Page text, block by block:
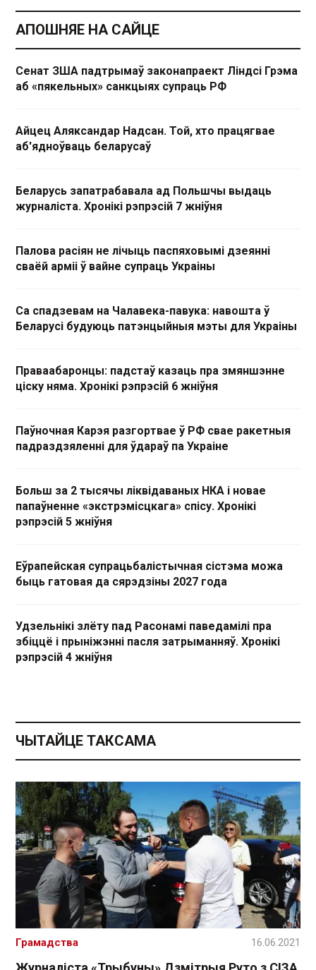
АПОШНЯЕ НА САЙЦЕ
Сенат ЗША падтрымаў законапраект Ліндсі Грэма
аб «пякельных» санкцыях супраць РФ
Айцец Аляксандар Надсан. Той, хто працягвае
аб'ядноўваць беларусаў
Беларусь запатрабавала ад Польшчы выдаць
журналіста. Хронікі рэпрэсій 7 жніўня
Палова расіян не лічыць паспяховымі дзеянні
сваёй арміі ў вайне супраць Украіны
Са спадзевам на Чалавека-павука: навошта ў
Беларусі будуюць патэнцыйныя мэты для Украіны
Праваабаронцы: падстаў казаць пра змяншэнне
ціску няма. Хронікі рэпрэсій 6 жніўня
Паўночная Карэя разгортвае ў РФ свае ракетныя
падраздзяленні для ўдараў па Украіне
Больш за 2 тысячы ліквідаваных НКА і новае
папаўненне «экстрэмісцкага» спісу. Хронікі
рэпрэсій 5 жніўня
Еўрапейская супрацьбалістычная сістэма можа
быць гатовая да сярэдзіны 2027 года
Удзельнікі злёту пад Расонамі паведамілі пра
збіццё і прыніжэнні пасля затрыманняў. Хронікі
рэпрэсій 4 жніўня
ЧЫТАЙЦЕ ТАКСАМА
Грамадства 16.06.2021